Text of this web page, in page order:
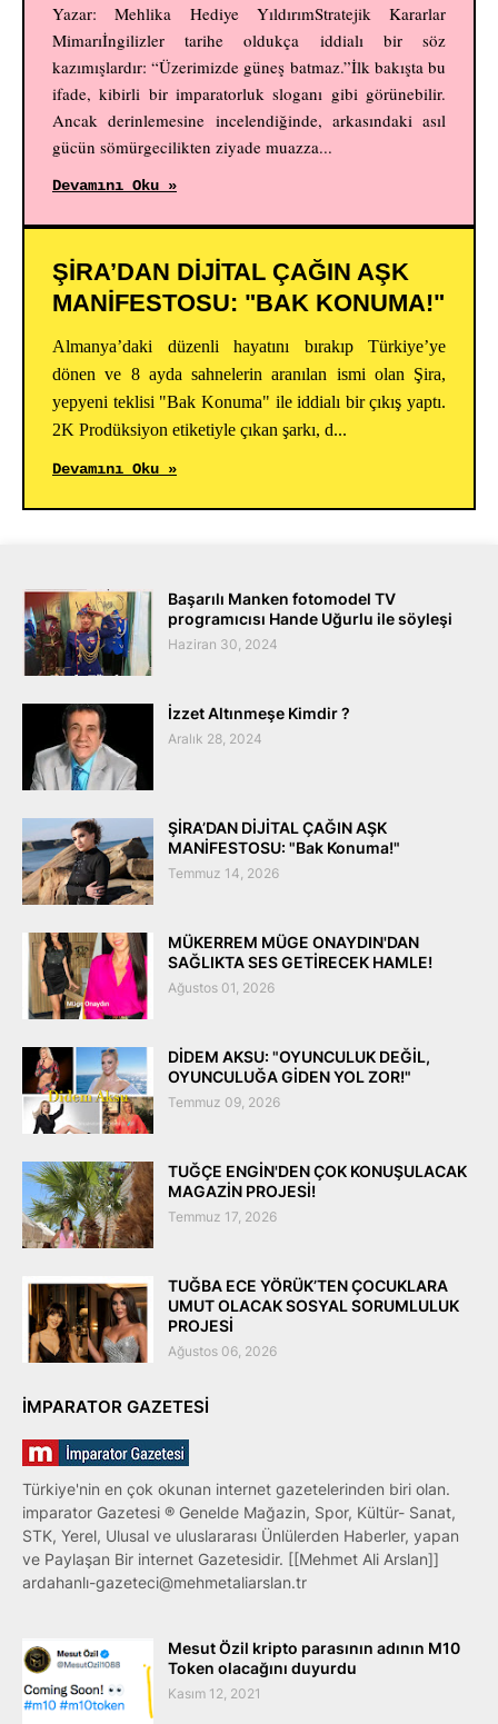
Yazar: Mehlika Hediye YıldırımStratejik Kararlar
Mimarıİngilizler tarihe oldukça iddialı bir söz
kazımışlardır: “Üzerimizde güneş batmaz.”İlk bakışta bu
ifade, kibirli bir imparatorluk sloganı gibi görünebilir.
Ancak derinlemesine incelendiğinde, arkasındaki asıl
gücün sömürgecilikten ziyade muazza...
Devamını Oku »
ŞİRA’DAN DİJİTAL ÇAĞIN AŞK
MANİFESTOSU: "BAK KONUMA!"
Almanya’daki düzenli hayatını bırakıp Türkiye’ye
dönen ve 8 ayda sahnelerin aranılan ismi olan Şira,
yepyeni teklisi "Bak Konuma" ile iddialı bir çıkış yaptı.
2K Prodüksiyon etiketiyle çıkan şarkı, d...
Devamını Oku »
Başarılı Manken fotomodel TV
programıcısı Hande Uğurlu ile söyleşi
Haziran 30, 2024
İzzet Altınmeşe Kimdir ?
Aralık 28, 2024
ŞİRA’DAN DİJİTAL ÇAĞIN AŞK
MANİFESTOSU: "Bak Konuma!"
Temmuz 14, 2026
MÜKERREM MÜGE ONAYDIN'DAN
SAĞLIKTA SES GETİRECEK HAMLE!
Ağustos 01, 2026
DİDEM AKSU: "OYUNCULUK DEĞİL,
OYUNCULUĞA GİDEN YOL ZOR!"
Temmuz 09, 2026
TUĞÇE ENGİN'DEN ÇOK KONUŞULACAK
MAGAZİN PROJESİ!
Temmuz 17, 2026
TUĞBA ECE YÖRÜK’TEN ÇOCUKLARA
UMUT OLACAK SOSYAL SORUMLULUK
PROJESİ
Ağustos 06, 2026
IMPARATOR GAZETESI
Türkiye'nin en çok okunan internet gazetelerinden biri olan.
imparator Gazetesi ® Genelde Mağazin, Spor, Kültür- Sanat,
STK, Yerel, Ulusal ve uluslararası Ünlülerden Haberler, yapan
ve Paylaşan Bir internet Gazetesidir. [[Mehmet Ali Arslan]]
ardahanlı-gazeteci@mehmetaliarslan.tr
Mesut Özil kripto parasının adının M10
Token olacağını duyurdu
Kasım 12, 2021